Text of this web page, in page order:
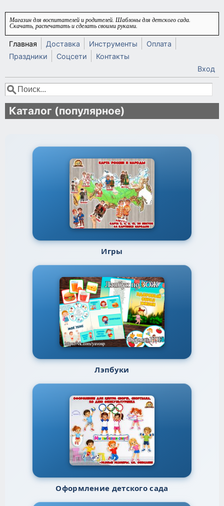
Перейти к основному содержанию
Магазин для воспитателей и родителей. Шаблоны для детского сада.
Скачать, распечатать и сделать своими руками.
Главная Доставка Инструменты
Оплата
Праздники
Соцсети
Контакты
Вход
Форма поиска
Поиск
Каталог (популярное)
Игры
Лэпбуки
Оформление детского сада